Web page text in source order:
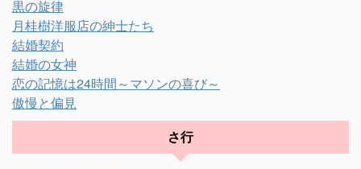
黒の旋律
月桂樹洋服店の紳士たち
結婚契約
結婚の女神
恋の記憶は24時間～マソンの喜び～
傲慢と偏見
さ行